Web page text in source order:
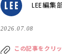
LEE編集
2026.07.08
この記事をクリ